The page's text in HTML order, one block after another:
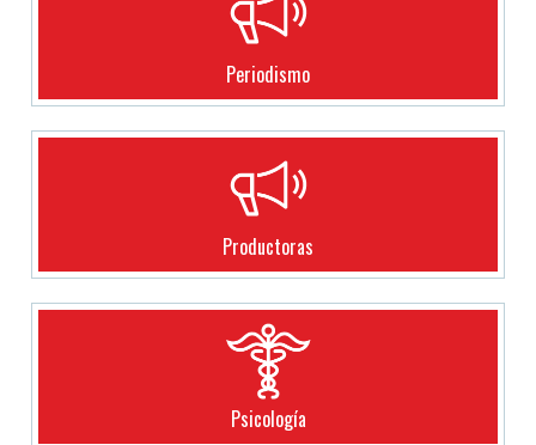
Periodismo
Productoras
Psicología